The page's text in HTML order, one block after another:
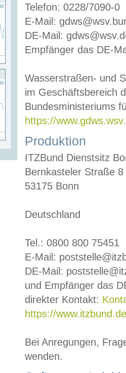
Telefon: 0228/7090-0
E-Mail:
DE-Mail:
Empfänger das DE-
Wasserstraßen- und
im Geschäftsbereich
Bundesministeriums
https://
Produktion
ITZBund Dienstsitz
Bernkasteler Straße 8
53175 Bonn
Deutschland
Tel.: 0800 800 75451
E-Mail:
DE-Mail:
und Empfänger das
direkter Kontakt:
https://
Bei Anregungen,
wenden.